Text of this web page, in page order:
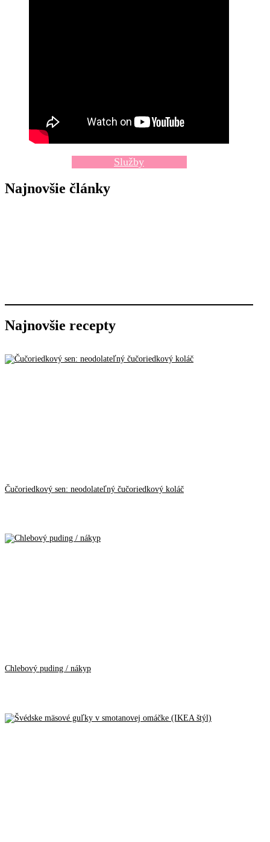
Služby
Najnovšie články
Najnovšie recepty
Čučoriedkový sen: neodolateľný čučoriedkový koláč
Chlebový puding / nákyp